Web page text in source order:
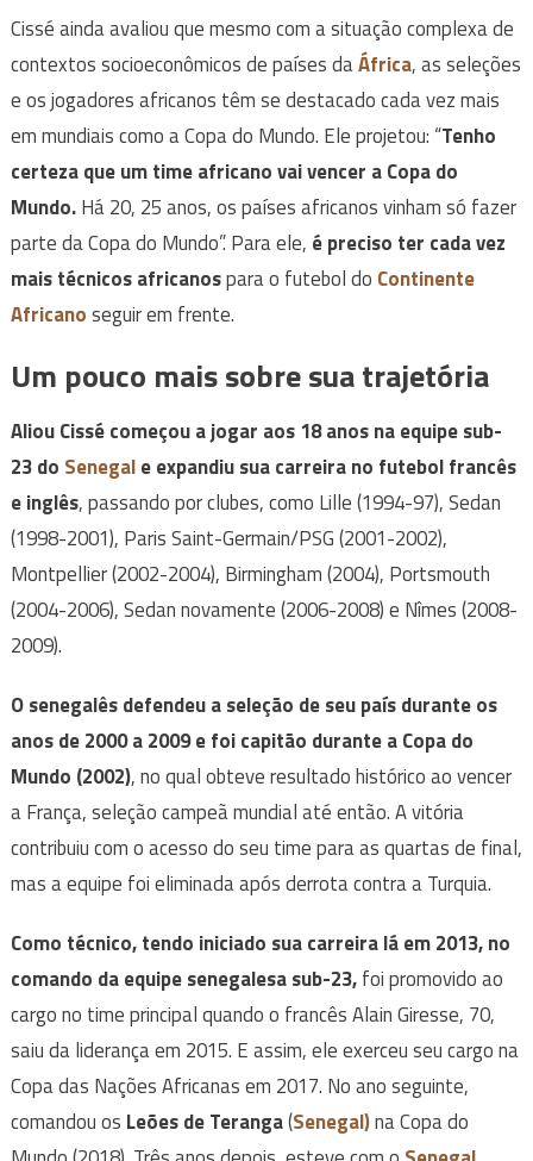
Cissé ainda avaliou que mesmo com a situação complexa de
contextos socioeconômicos de países daÁfrica, as seleções
e os jogadores africanos têm se destacado cada vez mais
em mundiais como a Copa do Mundo. Ele projetou: “Tenho
certeza que um time africano vai vencer a Copa do
Mundo.Há 20, 25 anos, os países africanos vinham só fazer
parte da Copa do Mundo”. Para ele, é preciso ter cada vez
mais técnicos africanospara o futebol do Continente
Africanoseguir em frente.
Um pouco mais sobre sua trajetória
Aliou Cissé começou a jogar aos 18 anos na equipe sub-
23 do Senegale expandiu sua carreira no futebol francês
e inglês, passando por clubes, como Lille (1994-97), Sedan
(1998-2001), Paris Saint-Germain/PSG (2001-2002),
Montpellier (2002-2004), Birmingham (2004), Portsmouth
(2004-2006), Sedan novamente (2006-2008) e Nîmes (2008-
2009).
O senegalês defendeu a seleção de seu país durante os
anos de 2000 a 2009 e foi capitão durante a Copa do
Mundo (2002), no qual obteve resultado histórico ao vencer
a França, seleção campeã mundial até então. A vitória
contribuiu com o acesso do seu time para as quartas de final,
mas a equipe foi eliminada após derrota contra a Turquia.
Como técnico, tendo iniciado sua carreira lá em 2013, no
comando da equipe senegalesa sub-23,foi promovido ao
cargo no time principal quando o francês Alain Giresse, 70,
saiu da liderança em 2015. E assim, ele exerceu seu cargo na
Copa das Nações Africanas em 2017. No ano seguinte,
comandou os Leões de Teranga(Senegal)na Copa do